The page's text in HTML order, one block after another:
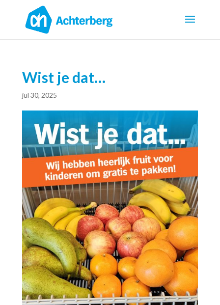
Wist je dat…
jul 30, 2025